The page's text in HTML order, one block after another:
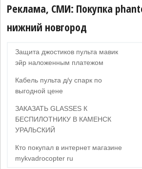
Реклама, СМИ: Покупка
нижний новгород
Защита джостиков пульта мавик
эйр наложенным платежом
Кабель пульта д/у спарк по
выгодной цене
ЗАКАЗАТЬ GLASSES К
БЕСПИЛОТНИКУ В КАМЕНСК
УРАЛЬСКИЙ
Кто покупал в интернет магазине
mykvadrocopter ru